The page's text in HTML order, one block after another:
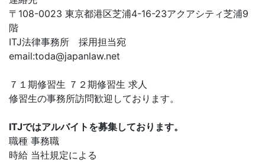
〒108-0023 東京都港区芝浦4-16-23アクアシティ芝浦9
階
ITJ法律事務所 採用担当宛
email:toda@japanlaw.net
７１期修習生 ７２期修習生 求人
修習生の事務所訪問歓迎しております。
ITJではアルバイトを募集しております。
職種 事務職
時給 当社規定による